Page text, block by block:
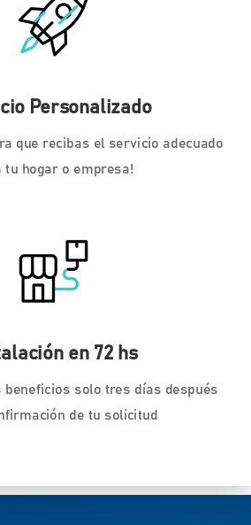
Personalizado
que recibas el servicio adecuado
tu hogar o empresa!
en 72 hs
beneficios solo tres días después
de tu solicitud